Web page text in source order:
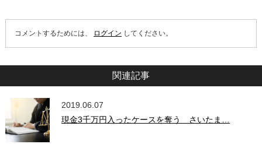
コメントするためには、 ログイン してください。
関連記事
2019.06.07
現金3千万円入ったケースを奪う さいたま…